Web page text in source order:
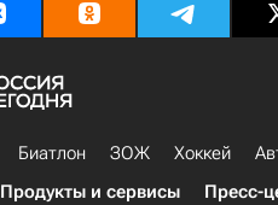
Биатлон ЗОЖ Хоккей
Продукты и сервисы Пресс-